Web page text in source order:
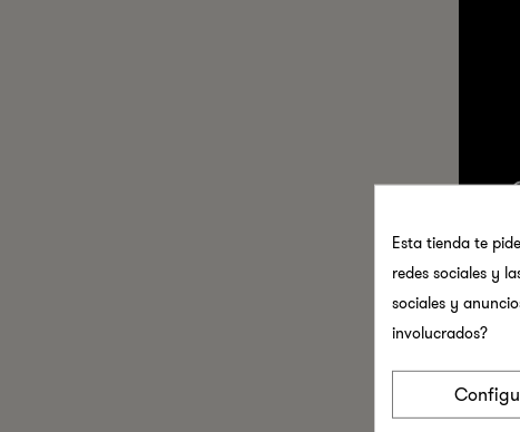
Esta tienda te
redes sociales y
sociales y
involucrados?